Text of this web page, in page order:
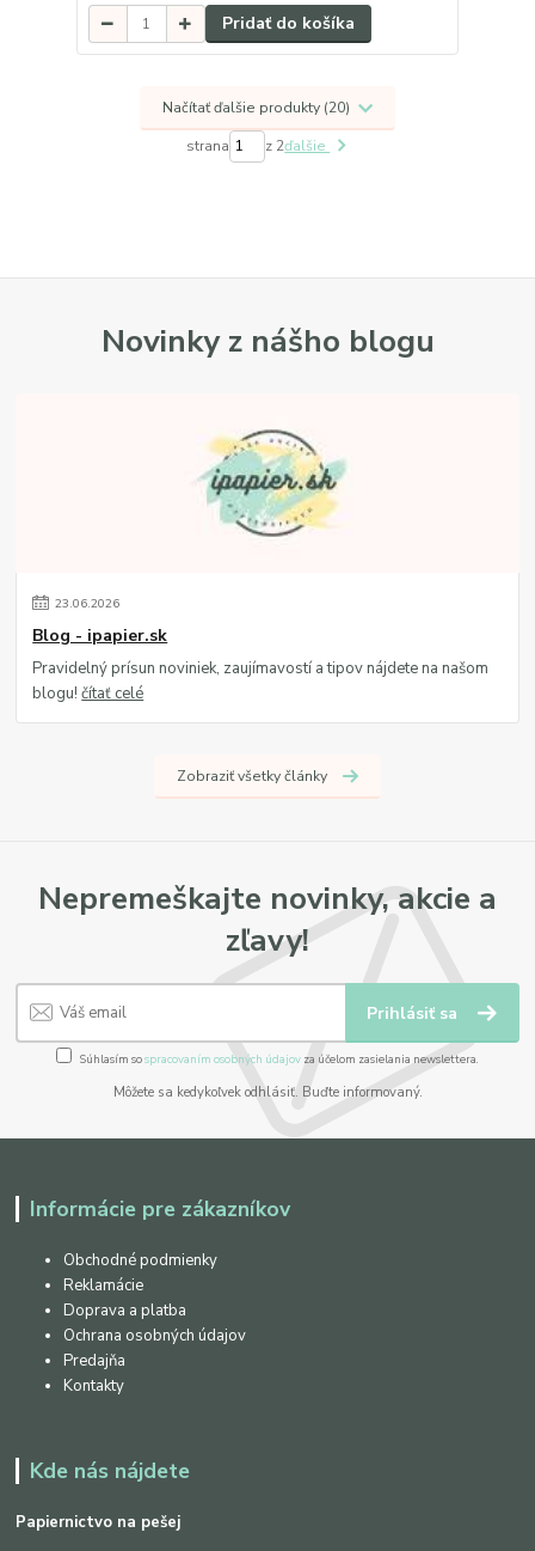
Pridať do košíka
Načítať ďalšie produkty (20)
strana z 2ďalšie
Novinky z nášho blogu
23.06.2026
Blog - ipapier.sk
Pravidelný prísun noviniek, zaujímavostí a tipov nájdete na našom
blogu!čítať celé
Zobraziť všetky články
Nepremeškajte novinky, akcie a
zľavy!
Prihlásiť sa
Súhlasím sospracovaním osobných údajov za účelom zasielania newslettera.
Môžete sa kedykoľvek odhlásiť. Buďte informovaný.
Informácie pre zákazníkov
Obchodné podmienky
Reklamácie
Doprava a platba
Ochrana osobných údajov
Predajňa
Kontakty
Kde nás nájdete
Papiernictvo na pešej